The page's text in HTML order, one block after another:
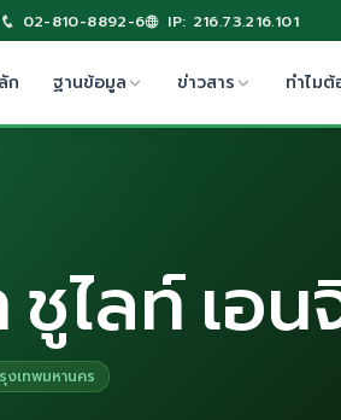
02-810-8892-6 IP: 216.73.216.101
ก ฐานข้อมูล ข่าวสาร ทำไมต้
ไลท์ เอ
งเทพมหานคร